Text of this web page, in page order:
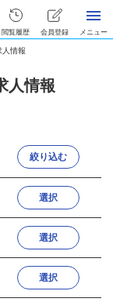
閲覧履歴 会員登録 メニュー
人情報
人情報
絞り込む
選択
選択
選択